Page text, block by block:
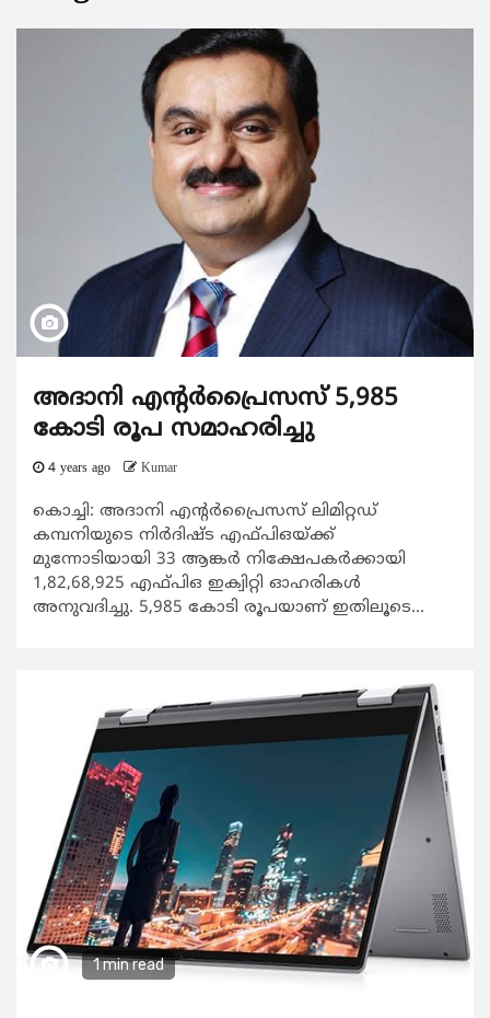
അദാനി എന്‍റര്‍പ്രൈസസ് 5,985
കോടി രൂപ സമാഹരിച്ചു
4 years ago Kumar
കൊച്ചി: അദാനി എന്‍റര്‍പ്രൈസസ് ലിമിറ്റഡ്
കമ്പനിയുടെ നിര്‍ദിഷ്ട എഫ്പിഒയ്ക്ക്
മുന്നോടിയായി 33 ആങ്കര്‍ നിക്ഷേപകര്‍ക്കായി
1,82,68,925 എഫ്പിഒ ഇക്വിറ്റി ഓഹരികള്‍
അനുവദിച്ചു. 5,985 കോടി രൂപയാണ് ഇതിലൂടെ...
1 min read